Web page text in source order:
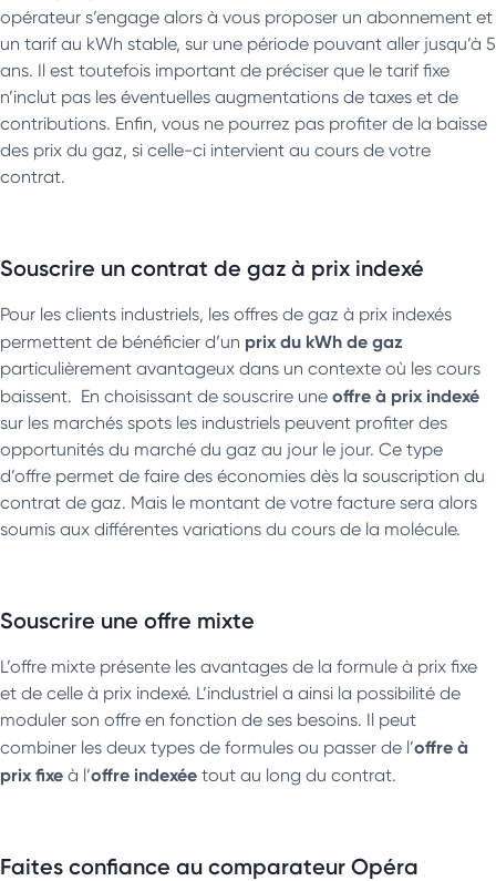
opérateur s’engage alors à vous proposer un abonnement et
un tarif au kWh stable, sur une période pouvant aller jusqu’à 5
ans. Il est toutefois important de préciser que le tarif fixe
n’inclut pas les éventuelles augmentations de taxes et de
contributions. Enfin, vous ne pourrez pas profiter de la baisse
des prix du gaz, si celle-ci intervient au cours de votre
contrat.
Souscrire un contrat de gaz à prix indexé
Pour les clients industriels, les offres de gaz à prix indexés
permettent de bénéficier d’un prix du kWh de gaz
particulièrement avantageux dans un contexte où les cours
baissent. En choisissant de souscrire une offre à prix indexé
sur les marchés spots les industriels peuvent profiter des
opportunités du marché du gaz au jour le jour. Ce type
d’offre permet de faire des économies dès la souscription du
contrat de gaz. Mais le montant de votre facture sera alors
soumis aux différentes variations du cours de la molécule.
Souscrire une offre mixte
L’offre mixte présente les avantages de la formule à prix fixe
et de celle à prix indexé. L’industriel a ainsi la possibilité de
moduler son offre en fonction de ses besoins. Il peut
combiner les deux types de formules ou passer de l’offre à
prix fixe à l’offre indexée tout au long du contrat.
Faites confiance au comparateur Opéra